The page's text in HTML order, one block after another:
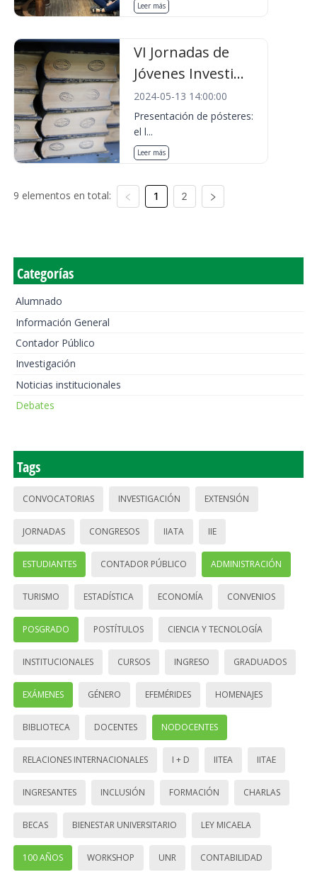
Leer más
VI Jornadas de
Jóvenes Investi...
2024-05-13 14:00:00
Presentación de pósteres:
el l...
Leer más
9 elementos en total: 1 2
Categorías
Alumnado
Información General
Contador Público
Investigación
Noticias institucionales
Debates
Tags
CONVOCATORIAS INVESTIGACIÓN EXTENSIÓN
JORNADAS CONGRESOS IIATA IIE
ESTUDIANTES CONTADOR PÚBLICO ADMINISTRACIÓN
TURISMO ESTADÍSTICA ECONOMÍA CONVENIOS
POSGRADO POSTÍTULOS CIENCIA Y TECNOLOGÍA
INSTITUCIONALES CURSOS INGRESO GRADUADOS
EXÁMENES GÉNERO EFEMÉRIDES HOMENAJES
BIBLIOTECA DOCENTES NODOCENTES
RELACIONES INTERNACIONALES I + D IITEA IITAE
INGRESANTES INCLUSIÓN FORMACIÓN CHARLAS
BECAS BIENESTAR UNIVERSITARIO LEY MICAELA
100 AÑOS WORKSHOP UNR CONTABILIDAD